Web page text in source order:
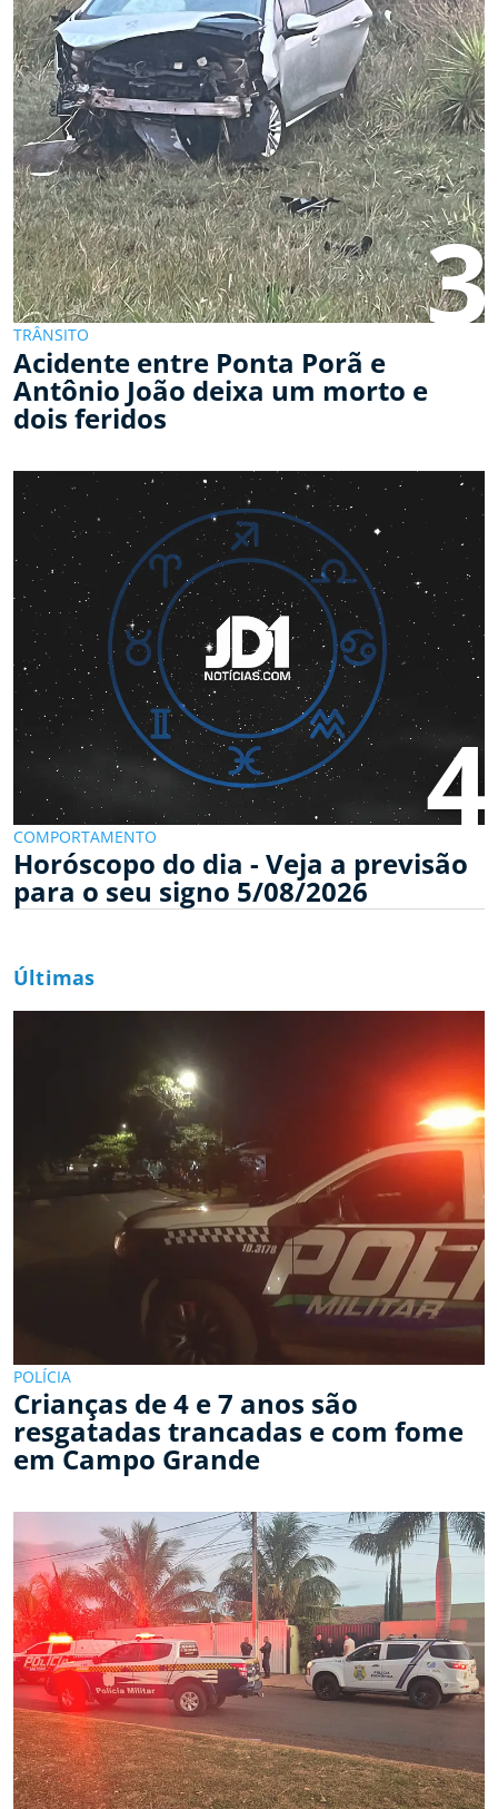
3
TRÂNSITO
Acidente entre Ponta Porã e
Antônio João deixa um morto e
dois feridos
4
COMPORTAMENTO
Horóscopo do dia - Veja a previsão
para o seu signo 5/08/2026
Últimas
POLÍCIA
Crianças de 4 e 7 anos são
resgatadas trancadas e com fome
em Campo Grande